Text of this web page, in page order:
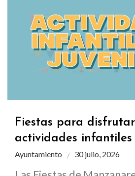
Fiestas para
actividades infantiles
Ayuntamiento 30 julio, 2026